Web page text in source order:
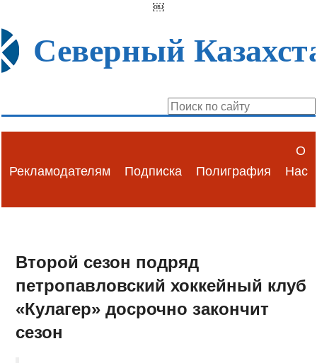
￼
Северный
Рекламодателям Подписка Полиграфия
О
Нас
Второй сезон подряд
петропавловский хоккейный клуб
«Кулагер» досрочно закончит
сезон